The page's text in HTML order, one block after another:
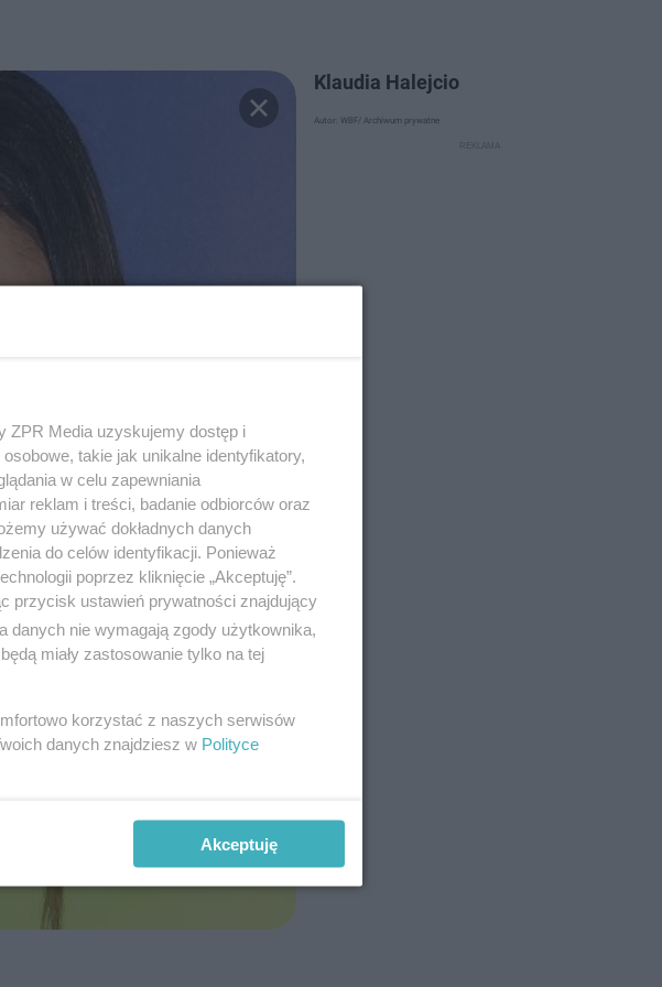
Klaudia Halejcio
Autor: WBF/ Archiwum prywatne
ZPR Media uzyskujemy dostęp i
takie jak unikalne identyfikatory,
w celu zapewniania
reklam i treści, badanie odbiorców oraz
używać dokładnych danych
do celów identyfikacji. Ponieważ
poprzez kliknięcie „Akceptuję”.
przycisk ustawień prywatności znajdujący
danych nie wymagają zgody użytkownika,
miały zastosowanie tylko na tej
korzystać z naszych serwisów
danych znajdziesz w Polityce
Akceptuję